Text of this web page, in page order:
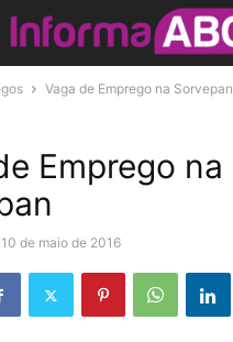
Vaga de Emprego na Sorvepan
Emprego na
10 de maio de 2016